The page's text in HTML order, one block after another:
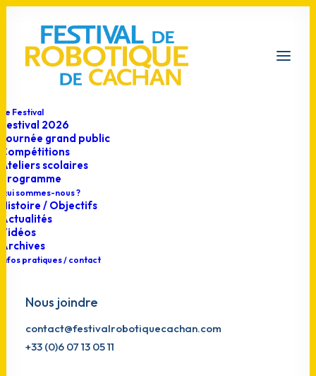
Le Festival
Festival 2026
Journée grand public
Compétitions
Ateliers scolaires
Programme
Qui sommes-nous ?
Histoire / Objectifs
Actualités
Vidéos
Archives
Infos pratiques / contact
Nous joindre
contact@festivalrobotiquecachan.com
+33 (0)6 07 13 05 11
Annonce 31 mars 2022